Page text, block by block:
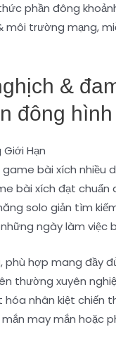
phần đông
môi trường mạng,
&
đông
bài xích nhiều
bài xích đạt chuẩn
solo giản tìm
ngày làm việc
hợp mang đầy
thường xuyên
nhân kiệt chiến
may mắn hoặc